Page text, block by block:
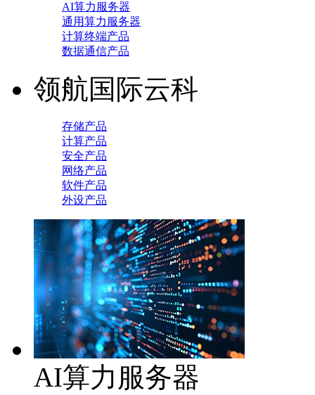
AI算力服务器
通用算力服务器
计算终端产品
数据通信产品
领航国际云科
存储产品
计算产品
安全产品
网络产品
软件产品
外设产品
AI算力服务器